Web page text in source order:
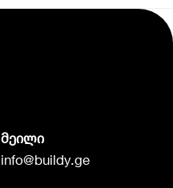
მეილი
info@buildy.ge